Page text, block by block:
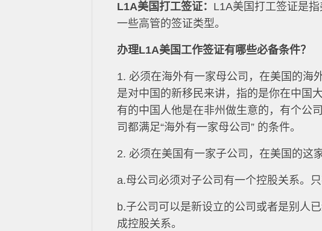
L1A美国打工签证： L1A美国打工签证是
一些高管的签证类型。
办理L1A美国工作签证有哪些必备条件？
1. 必须在海外有一家母公司，在美国的海
是对中国的新移民来讲，指的是你在中国
有的中国人他是在非州做生意的，有个公
司都满足“海外有一家母公司” 的条件。
2. 必须在美国有一家子公司，在美国的这
a.母公司必须对子公司有一个控股关系。
b.子公司可以是新设立的公司或者是别人
成控股关系。